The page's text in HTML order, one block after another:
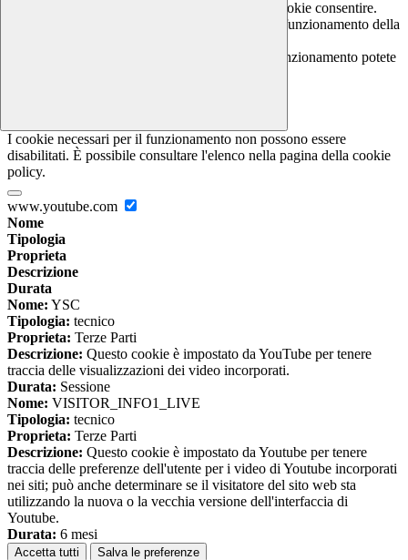
In questa schermata è possibile scegliere quali cookie consentire.
I cookie necessari sono quelli che consentono il funzionamento della
Per conoscere quali sono i cookie necessari al funzionamento potete
I cookie necessari per il funzionamento non possono essere
disabilitati. È possibile consultare l'elenco nella pagina della cookie
policy.
www.youtube.com
Nome
Tipologia
Proprieta
Descrizione
Durata
Nome: YSC
Tipologia: tecnico
Proprieta: Terze Parti
Descrizione: Questo cookie è impostato da YouTube per tenere
traccia delle visualizzazioni dei video incorporati.
Durata: Sessione
Nome: VISITOR_INFO1_LIVE
Tipologia: tecnico
Proprieta: Terze Parti
Descrizione: Questo cookie è impostato da Youtube per tenere
traccia delle preferenze dell'utente per i video di Youtube incorporati
nei siti; può anche determinare se il visitatore del sito web sta
utilizzando la nuova o la vecchia versione dell'interfaccia di
Youtube.
Durata: 6 mesi
Accetta tutti Salva le preferenze